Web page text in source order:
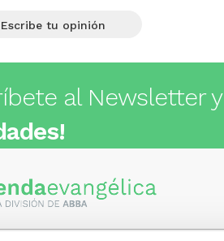
Escribe tu opinión
al Newsletter y